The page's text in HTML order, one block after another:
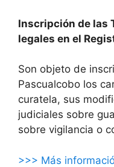
Inscripción de las
legales en el
Son objeto de
Pascualcobo los
curatela, sus
judiciales sobre
sobre vigilancia o
>>> Más